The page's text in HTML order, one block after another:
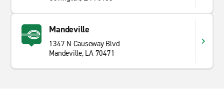
Mandeville
1347 N Causeway Blvd
Mandeville, LA 70471